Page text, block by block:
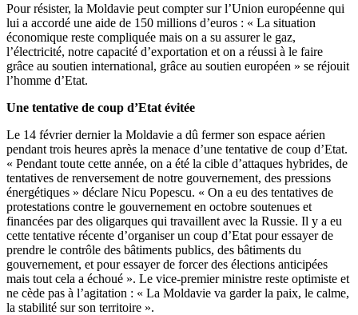
Pour résister, la Moldavie peut compter sur l’Union européenne qui
lui a accordé une aide de 150 millions d’euros : « La situation
économique reste compliquée mais on a su assurer le gaz,
l’électricité, notre capacité d’exportation et on a réussi à le faire
grâce au soutien international, grâce au soutien européen » se réjouit
l’homme d’Etat.
Une tentative de coup d’Etat évitée
Le 14 février dernier la Moldavie a dû fermer son espace aérien
pendant trois heures après la menace d’une tentative de coup d’Etat.
« Pendant toute cette année, on a été la cible d’attaques hybrides, de
tentatives de renversement de notre gouvernement, des pressions
énergétiques » déclare Nicu Popescu. « On a eu des tentatives de
protestations contre le gouvernement en octobre soutenues et
financées par des oligarques qui travaillent avec la Russie. Il y a eu
cette tentative récente d’organiser un coup d’Etat pour essayer de
prendre le contrôle des bâtiments publics, des bâtiments du
gouvernement, et pour essayer de forcer des élections anticipées
mais tout cela a échoué ». Le vice-premier ministre reste optimiste et
ne cède pas à l’agitation : « La Moldavie va garder la paix, le calme,
la stabilité sur son territoire ».